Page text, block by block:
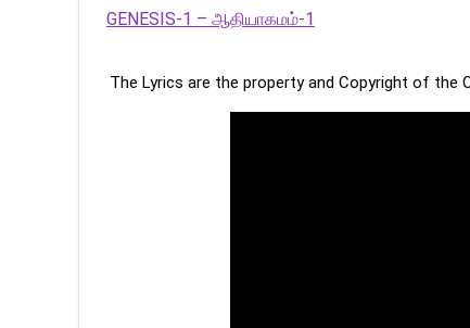
GENESIS-1 – ஆதியாகமம்-1
The Lyrics are the property and Copyright of the